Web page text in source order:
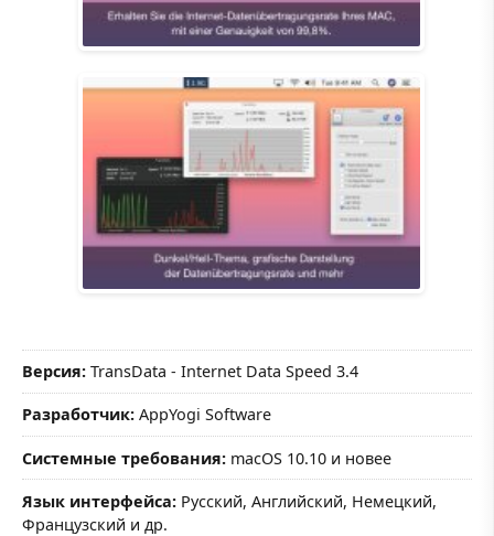
Версия: TransData - Internet Data Speed 3.4
Разработчик: AppYogi Software
Системные требования: macOS 10.10 и новее
Язык интерфейса: Русский, Английский, Немецкий,
Французский и др.